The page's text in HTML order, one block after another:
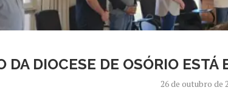
DA DIOCESE DE OSÓRIO
26 de outubro de